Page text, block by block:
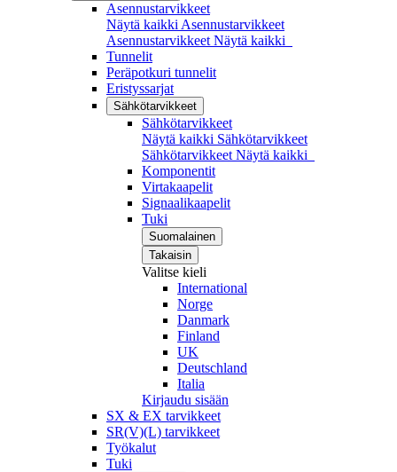
Asennustarvikkeet
Näytä kaikki Asennustarvikkeet
Asennustarvikkeet Näytä kaikki
Tunnelit
Peräpotkuri tunnelit
Eristyssarjat
Sähkötarvikkeet
Sähkötarvikkeet
Näytä kaikki Sähkötarvikkeet
Sähkötarvikkeet Näytä kaikki
Komponentit
Virtakaapelit
Signaalikaapelit
Tuki
Suomalainen
Takaisin
Valitse kieli
International
Norge
Danmark
Finland
UK
Deutschland
Italia
Kirjaudu sisään
SX & EX tarvikkeet
SR(V)(L) tarvikkeet
Työkalut
Tuki